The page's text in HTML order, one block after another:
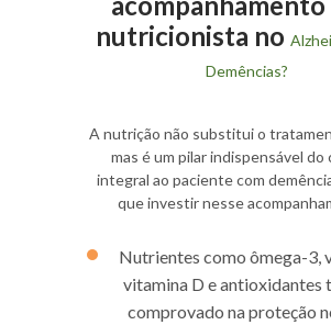
nutricionista no
Demências?
A nutrição não substitui o
mas é um pilar indispensável do
integral ao paciente com
que investir nesse
Nutrientes como ômega-3,
vitamina D e antioxidantes
comprovado na proteção